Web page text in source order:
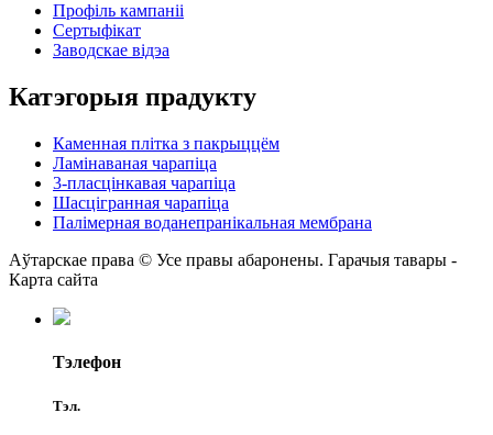
Профіль кампаніі
Сертыфікат
Заводскае відэа
Катэгорыя прадукту
Каменная плітка з пакрыццём
Ламінаваная чарапіца
3-пласцінкавая чарапіца
Шасцігранная чарапіца
Палімерная воданепранікальная мембрана
Аўтарскае права © Усе правы абаронены. Гарачыя тавары -
Карта сайта
Тэлефон
Тэл.